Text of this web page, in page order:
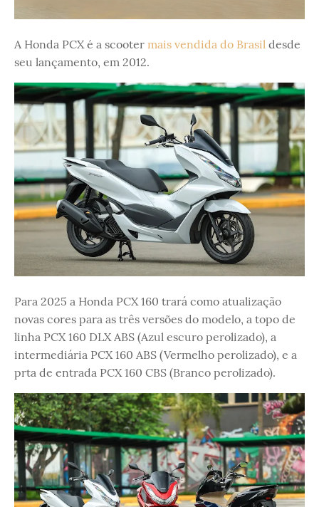
A Honda PCX é a scooter mais vendida do Brasil desde
seu lançamento, em 2012.
Para 2025 a Honda PCX 160 trará como atualização
novas cores para as três versões do modelo, a topo de
linha PCX 160 DLX ABS (Azul escuro perolizado), a
intermediária PCX 160 ABS (Vermelho perolizado), e a
prta de entrada PCX 160 CBS (Branco perolizado).